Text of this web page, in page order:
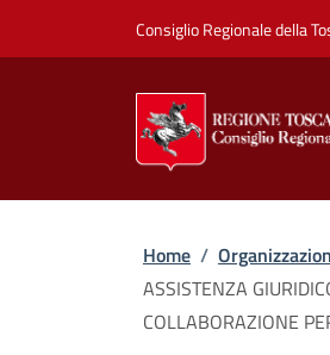
Consiglio Regionale della
Briciole
Home /
ASSISTENZA
COLLABORAZIONE